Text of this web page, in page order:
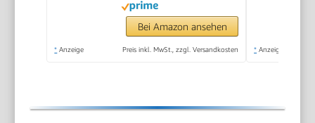
Bei Amazon ansehen
* Anzeige Preis inkl. MwSt., zzgl. Versandkosten * Anzeige